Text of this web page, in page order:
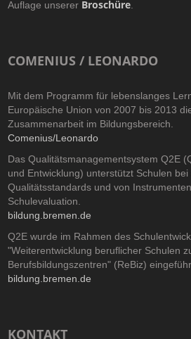
Auflage unserer Broschüre
COMENIUS / LEONARDO
Mit dem Programm für lebenslanges
Europäische Union von 2007 bis 2013
Zusammenarbeit im Bildungsbereich.
Comenius/Leonardo
Das Qualitätsmanagementsystem Q2E
und Entwicklung) unterstützt Schulen
Qualitätsstandards und von
Schulevaluation.
bildung.bremen.de
Q2E wurde im Rahmen des
"Weiterentwicklung beruflicher Schulen
Berufsbildungszentren" (ReBiz)
bildung.bremen.de
KONTAKT